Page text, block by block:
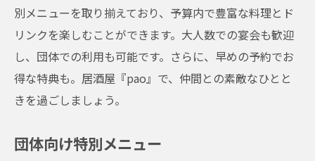
別メニューを取り揃えており、予算内で豊富な料理とド
リンクを楽しむことができます。大人数での宴会も歓迎
し、団体での利用も可能です。さらに、早めの予約でお
得な特典も。居酒屋『pao』で、仲間との素敵なひとと
きを過ごしましょう。
団体向け特別メニュー